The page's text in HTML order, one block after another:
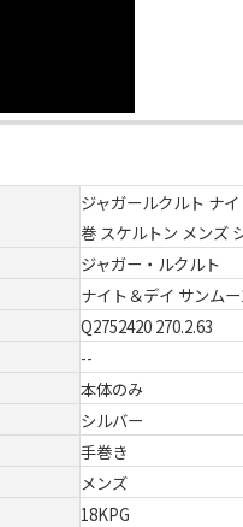
ジャガールクルト ナ
巻 スケルトン メンズ
ジャガー・ルクルト
ナイト＆デイ サンム
Q2752420 270.2.63
--
本体のみ
シルバー
手巻き
メンズ
18KPG